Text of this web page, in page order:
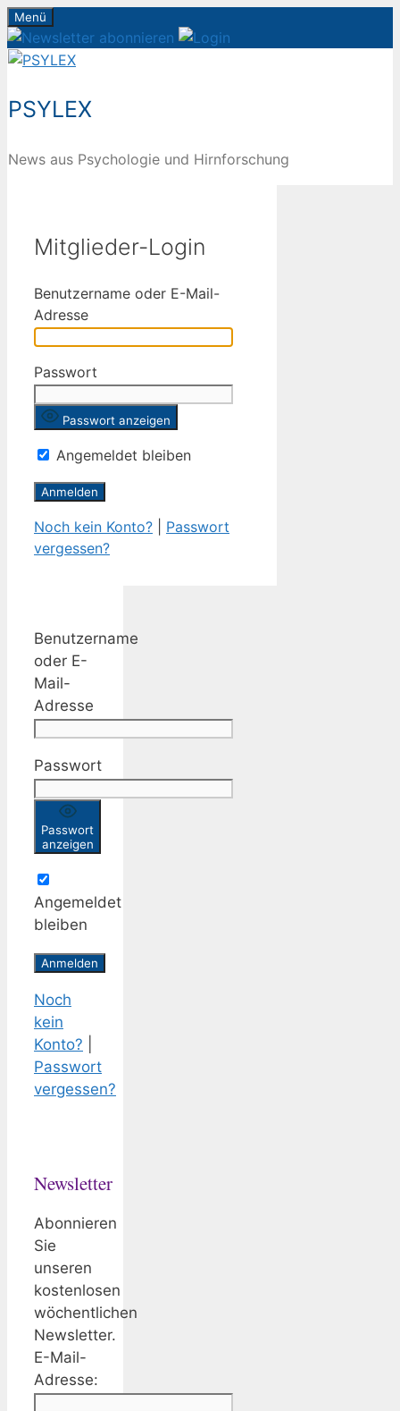
Zum
Inhalt
springen
Menü
PSYLEX
News aus Psychologie und Hirnforschung
Mitglieder-Login
Benutzername oder E-Mail-
Adresse
Passwort
Passwort anzeigen
Angemeldet bleiben
Noch kein Konto?
Passwort
vergessen?
Benutzername
oder E-
Mail-
Adresse
Passwort
Passwort
anzeigen
Angemeldet
bleiben
Noch
kein
Konto?
Passwort
vergessen?
Newsletter
Abonnieren
Sie
unseren
kostenlosen
wöchentlichen
Newsletter.
E-Mail-
Adresse: